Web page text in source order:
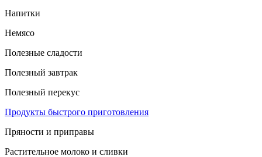
Напитки
Немясо
Полезные сладости
Полезный завтрак
Полезный перекус
Продукты быстрого приготовления
Пряности и приправы
Растительное молоко и сливки